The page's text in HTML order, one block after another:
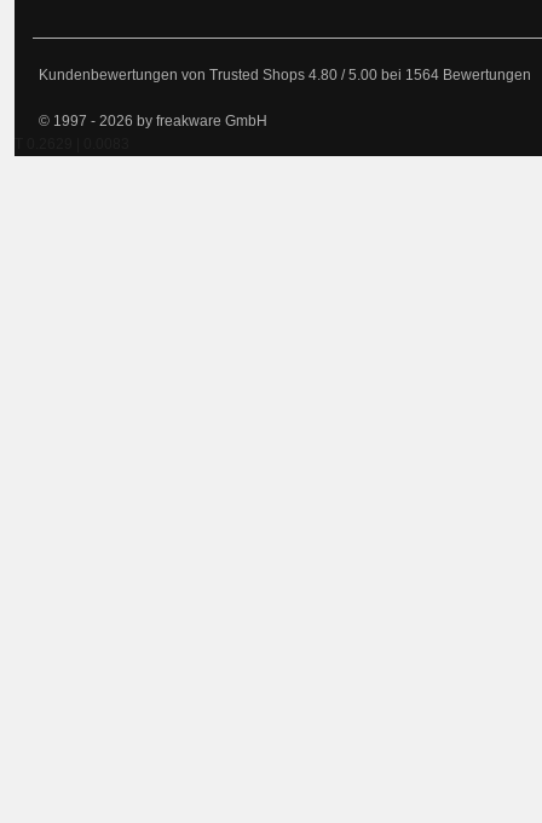
Kundenbewertungen von Trusted Shops 4.80 /5.00 bei 1564 Bewertungen
© 1997 - 2026 by freakware GmbH